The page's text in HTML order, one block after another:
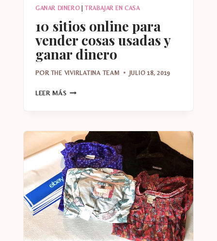
GANAR DINERO| TRABAJAR EN CASA
10 sitios online para
vender cosas usadas y
ganar dinero
POR THE VIVIRLATINA TEAM JULIO 18, 2019
LEER MÁS
VENDER
COSAS
USADAS
Y
GANAR
DINERO